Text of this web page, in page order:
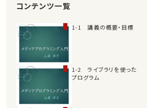
コンテンツ一覧
1-1 講義の概要・目標
1-2 ライブラリを使った
プログラム